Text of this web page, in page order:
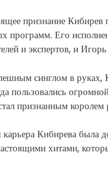
признание
программ. Его
и экспертов, и
синглом в руках,
пользовались
признанным королем
Кибирева была
хитами,